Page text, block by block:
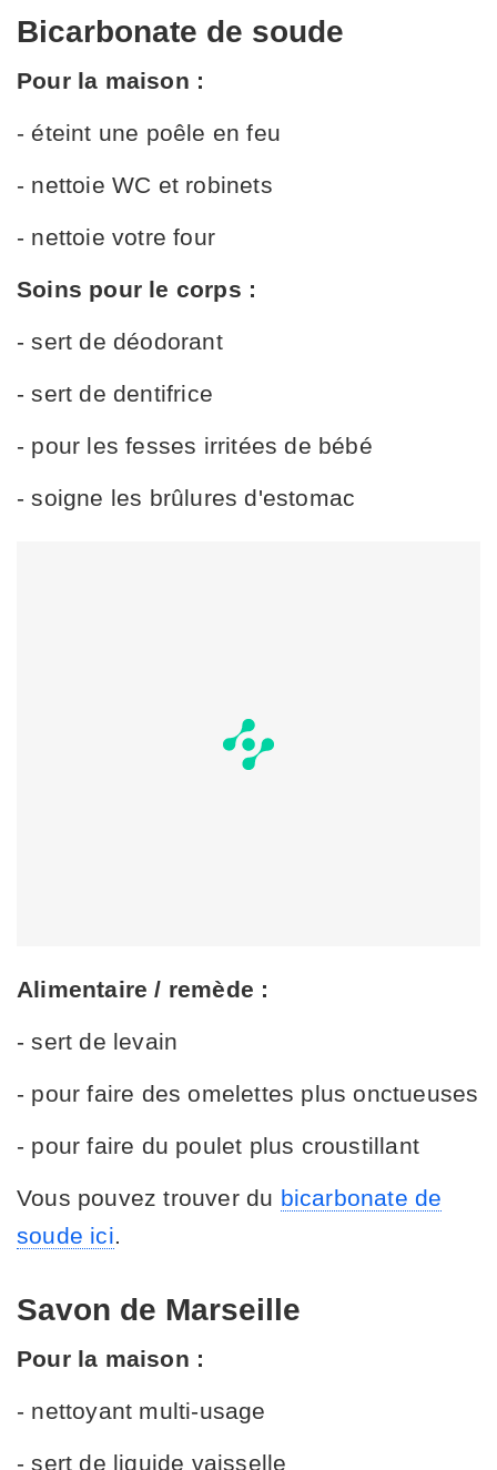
Bicarbonate de soude
Pour la maison :
- éteint une poêle en feu
- nettoie WC et robinets
- nettoie votre four
Soins pour le corps :
- sert de déodorant
- sert de dentifrice
- pour les fesses irritées de bébé
- soigne les brûlures d'estomac
Alimentaire / remède :
- sert de levain
- pour faire des omelettes plus onctueuses
- pour faire du poulet plus croustillant
Vous pouvez trouver du bicarbonate de
soude ici.
Savon de Marseille
Pour la maison :
- nettoyant multi-usage
- sert de liquide vaisselle